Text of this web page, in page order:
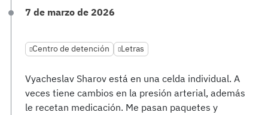
7 de marzo de 2026
Centro de detención Letras
Vyacheslav Sharov está en una celda individual. A
veces tiene cambios en la presión arterial, además
le recetan medicación. Me pasan paquetes y